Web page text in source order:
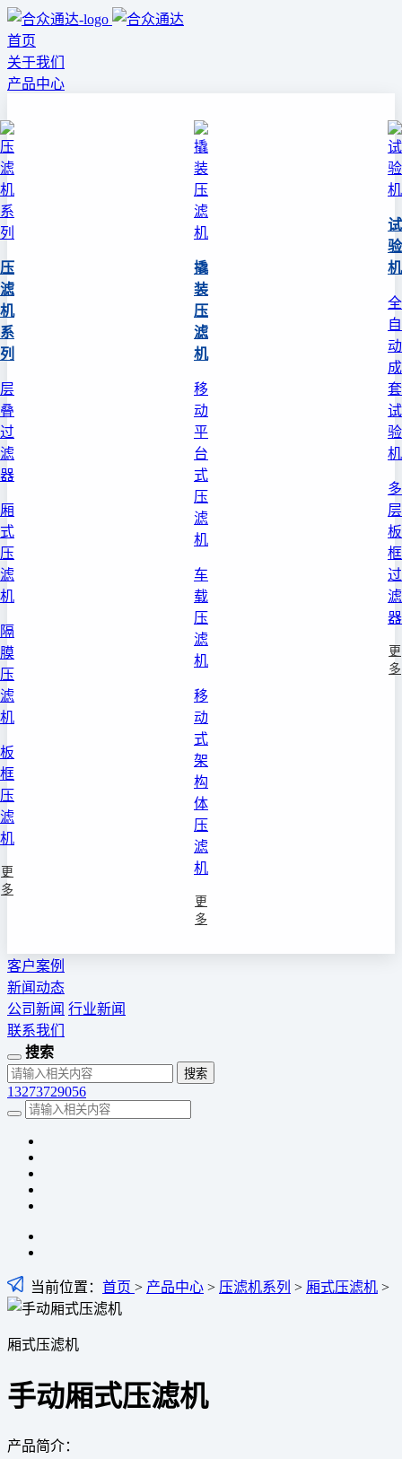
首页
关于我们
产品中心
压
滤
机
系
列
层
叠
过
滤
器
厢
式
压
滤
机
隔
膜
压
滤
机
板
框
压
滤
机
更
多
撬
装
压
滤
机
移
动
平
台
式
压
滤
机
车
载
压
滤
机
移
动
式
架
构
体
压
滤
机
更
多
试
验
机
全
自
动
成
套
试
验
机
多
层
板
框
过
滤
器
更
多
客户案例
新闻动态
公司新闻 行业新闻
联系我们
搜索
13273729056
当前位置： 首页 > 产品中心 > 压滤机系列 > 厢式压滤机 >
厢式压滤机
手动厢式压滤机
产品简介：